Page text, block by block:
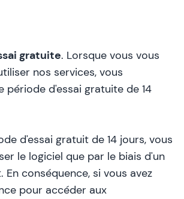
gratuite. Lorsque vous vous
nos services, vous
période d'essai gratuite de 14
d'essai gratuit de 14 jours, vous
le logiciel que par le biais d'un
conséquence, si vous avez
pour accéder aux